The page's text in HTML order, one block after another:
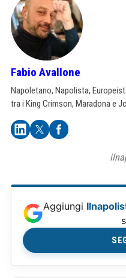
Fabio Avallone
Napoletano, Napolista,
tra i King Crimson, Maradona e
Aggiungi